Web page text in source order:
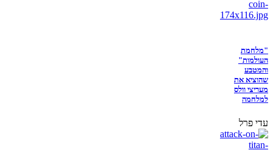
"מלחמת
העולמות"
והמטבע
שהוציא את
מעריצי וולס
למלחמה
עדי פרל